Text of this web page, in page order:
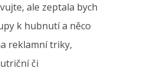
ale zeptala bych
k hubnutí a něco
reklamní triky,
či